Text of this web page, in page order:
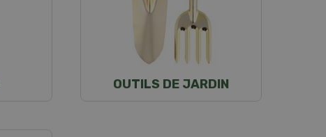
OUTILS DE JARDIN